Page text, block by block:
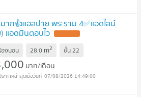
าก👍แอสปาย พระราม 4✅แอดไลน์
แอดมินตอบไว
งนอน 28.0 m2 ชั้น22
บาท/เดือน
07/08/2026 14:49:00